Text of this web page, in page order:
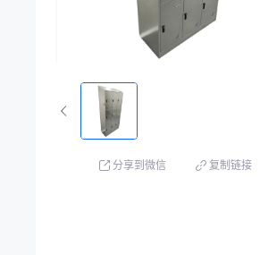
分享到微信 复制链接